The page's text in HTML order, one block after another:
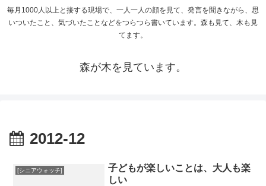
毎月1000人以上と接する現場で、一人一人の顔を見て、発言を聞きながら、思
いついたこと、気づいたことなどをつらつら書いています。森も見て、木も見
てます。
森が木を見ています。
2012-12
[シニアウォッチ]
子どもが楽しいことは、大人も楽
しい